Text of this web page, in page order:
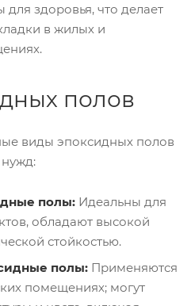
здоровья, что делает
в жилых и
полов
виды эпоксидных полов
полы: Идеальны для
обладают высокой
стойкостью.
полы: Применяются
помещениях; могут